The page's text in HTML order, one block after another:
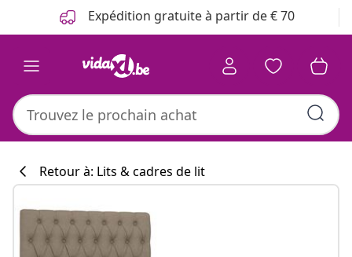
Expédition gratuite à partir de € 70
Retour à: Lits & cadres de lit